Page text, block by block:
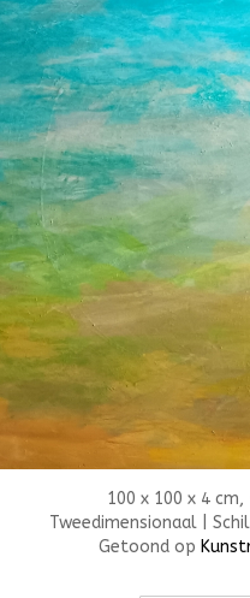
100 x 100 x 4
Tweedimensionaal |
Getoond op